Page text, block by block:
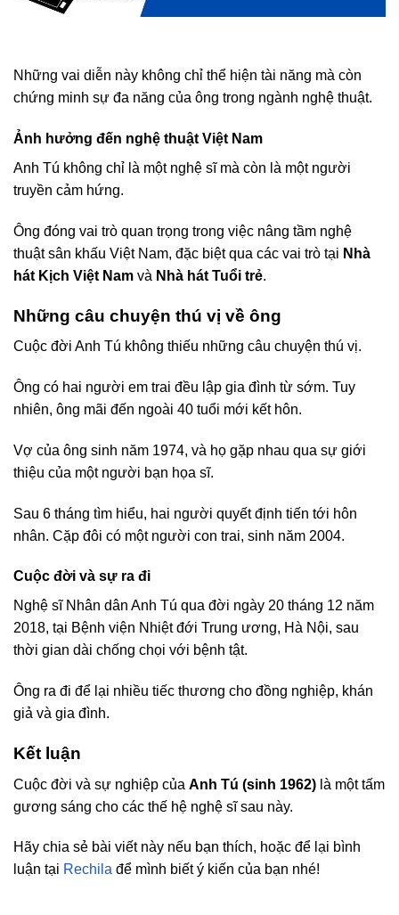
Những vai diễn này không chỉ thể hiện tài năng mà còn
chứng minh sự đa năng của ông trong ngành nghệ thuật.
Ảnh hưởng đến nghệ thuật Việt Nam
Anh Tú không chỉ là một nghệ sĩ mà còn là một người
truyền cảm hứng.
Ông đóng vai trò quan trọng trong việc nâng tầm nghệ
thuật sân khấu Việt Nam, đặc biệt qua các vai trò tại Nhà
hát Kịch Việt Nam và Nhà hát Tuổi trẻ.
Những câu chuyện thú vị về ông
Cuộc đời Anh Tú không thiếu những câu chuyện thú vị.
Ông có hai người em trai đều lập gia đình từ sớm. Tuy
nhiên, ông mãi đến ngoài 40 tuổi mới kết hôn.
Vợ của ông sinh năm 1974, và họ gặp nhau qua sự giới
thiệu của một người bạn họa sĩ.
Sau 6 tháng tìm hiểu, hai người quyết định tiến tới hôn
nhân. Cặp đôi có một người con trai, sinh năm 2004.
Cuộc đời và sự ra đi
Nghệ sĩ Nhân dân Anh Tú qua đời ngày 20 tháng 12 năm
2018, tại Bệnh viện Nhiệt đới Trung ương, Hà Nội, sau
thời gian dài chống chọi với bệnh tật.
Ông ra đi để lại nhiều tiếc thương cho đồng nghiệp, khán
giả và gia đình.
Kết luận
Cuộc đời và sự nghiệp của Anh Tú (sinh 1962) là một tấm
gương sáng cho các thế hệ nghệ sĩ sau này.
Hãy chia sẻ bài viết này nếu bạn thích, hoặc để lại bình
luận tại Rechila để mình biết ý kiến của bạn nhé!